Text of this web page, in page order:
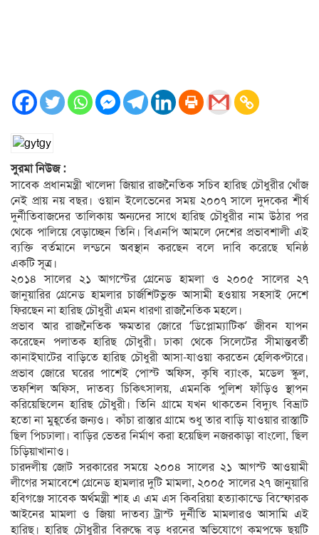
সুরমা নিউজ :
সাবেক প্রধানমন্ত্রী খালেদা জিয়ার রাজনৈতিক সচিব হারিছ চৌধুরীর খোঁজ
নেই প্রায় নয় বছর। ওয়ান ইলেভেনের সময় ২০০৭ সালে দুদকের শীর্ষ
দুর্নীতিবাজদের তালিকায় অন্যদের সাথে হারিছ চৌধুরীর নাম উঠার পর
থেকে পালিয়ে বেড়াচ্ছেন তিনি। বিএনপি আমলে দেশের প্রভাবশালী এই
ব্যক্তি বর্তমানে লন্ডনে অবস্থান করছেন বলে দাবি করেছে ঘনিষ্ঠ
একটি সূত্র।
২০১৪ সালের ২১ আগস্টের গ্রেনেড হামলা ও ২০০৫ সালের ২৭
জানুয়ারির গ্রেনেড হামলার চার্জশিটভুক্ত আসামী হওয়ায় সহসাই দেশে
ফিরছেন না হারিছ চৌধুরী এমন ধারণা রাজনৈতিক মহলে।
প্রভাব আর রাজনৈতিক ক্ষমতার জোরে ‘ডিপ্লোম্যাটিক’ জীবন যাপন
করেছেন পলাতক হারিছ চৌধুরী। ঢাকা থেকে সিলেটের সীমান্তবর্তী
কানাইঘাটের বাড়িতে হারিছ চৌধুরী আসা-যাওয়া করতেন হেলিকপ্টারে।
প্রভাব জোরে ঘরের পাশেই পোস্ট অফিস, কৃষি ব্যাংক, মডেল স্কুল,
তফশিল অফিস, দাতব্য চিকিৎসালয়, এমনকি পুলিশ ফাঁড়িও স্থাপন
করিয়েছিলেন হারিছ চৌধুরী। তিনি গ্রামে যখন থাকতেন বিদ্যুৎ বিভ্রাট
হতো না মুহূর্তের জন্যও। কাঁচা রাস্তার গ্রামে শুধু তার বাড়ি যাওয়ার রাস্তাটি
ছিল পিচঢালা। বাড়ির ভেতর নির্মাণ করা হয়েছিল নজরকাড়া বাংলো, ছিল
চিড়িয়াখানাও।
চারদলীয় জোট সরকারের সময়ে ২০০৪ সালের ২১ আগস্ট আওয়ামী
লীগের সমাবেশে গ্রেনেড হামলার দুটি মামলা, ২০০৫ সালের ২৭ জানুয়ারি
হবিগঞ্জে সাবেক অর্থমন্ত্রী শাহ এ এম এস কিবরিয়া হত্যাকান্ডে বিস্ফোরক
আইনের মামলা ও জিয়া দাতব্য ট্রাস্ট দুর্নীতি মামলারও আসামি এই
হারিছ। হারিছ চৌধুরীর বিরুদ্ধে বড় ধরনের অভিযোগে কমপক্ষে ছয়টি